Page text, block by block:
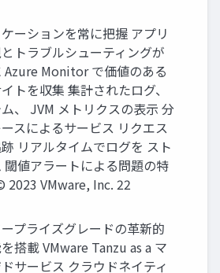
ーションを常に把握 アプリ
トラブルシューティングが
Azure Monitor で価値のある
トを収集 集計されたログ、
、 JVM メトリクスの表⽰ 分
スによるサービス リクエス
跡 リアルタイムでログを スト
閾値アラートによる問題の特
VMware, Inc. 22
プライズグレードの⾰新的
搭載 VMware Tanzu as a マ
サービス クラウドネイティ